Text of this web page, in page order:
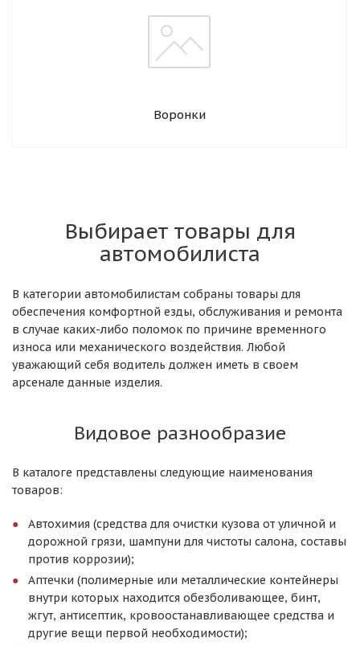
Воронки
Выбирает товары для
автомобилиста
В категории автомобилистам собраны товары для
обеспечения комфортной езды, обслуживания и ремонта
в случае каких-либо поломок по причине временного
износа или механического воздействия. Любой
уважающий себя водитель должен иметь в своем
арсенале данные изделия.
Видовое разнообразие
В каталоге представлены следующие наименования
товаров:
Автохимия (средства для очистки кузова от уличной и
дорожной грязи, шампуни для чистоты салона, составы
против коррозии);
Аптечки (полимерные или металлические контейнеры
внутри которых находится обезболивающее, бинт,
жгут, антисептик, кровоостанавливающее средства и
другие вещи первой необходимости);